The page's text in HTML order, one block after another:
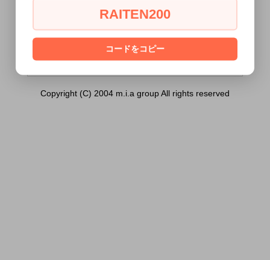
[ はい ] [ いいえ ]
Copyright (C) 2004 m.i.a group All rights reserved
RAITEN200
コードをコピー